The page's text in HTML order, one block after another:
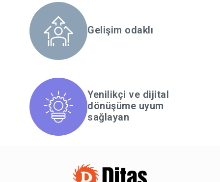
Gelişim odaklı
Yenilikçi ve dijital
dönüşüme uyum
sağlayan